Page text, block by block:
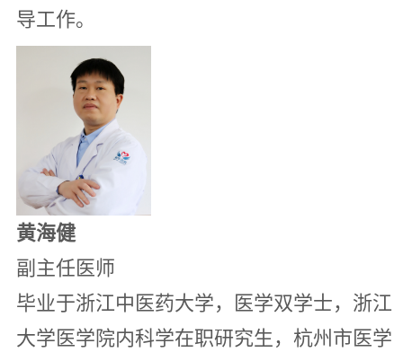
导工作。
黄海健
副主任医师
毕业于浙江中医药大学，医学双学士，浙江
大学医学院内科学在职研究生，杭州市医学